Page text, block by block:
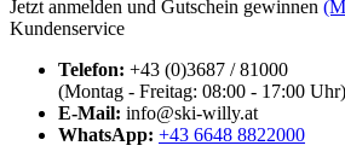
Jetzt anmelden und Gutschein gewinnen
Kundenservice
Telefon: +43 (0)3687 / 81000
(Montag - Freitag: 08:00 - 17:00 Uhr)
E-Mail: info@ski-willy.at
WhatsApp: +43 6648 8822000